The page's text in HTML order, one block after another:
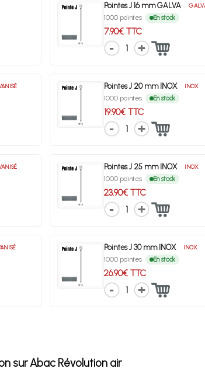
Pointes J 16 mm GALVA
1000 pointes En stock
7.90€ TTC
1
Pointes J 20 mm INOX INOX
1000 pointes En stock
19.90€ TTC
1
Pointes J 25 mm INOX INOX
1000 pointes En stock
23.90€ TTC
1
Pointes J 30 mm INOX INOX
1000 pointes En stock
26.90€ TTC
1
sur Abac Révolution air